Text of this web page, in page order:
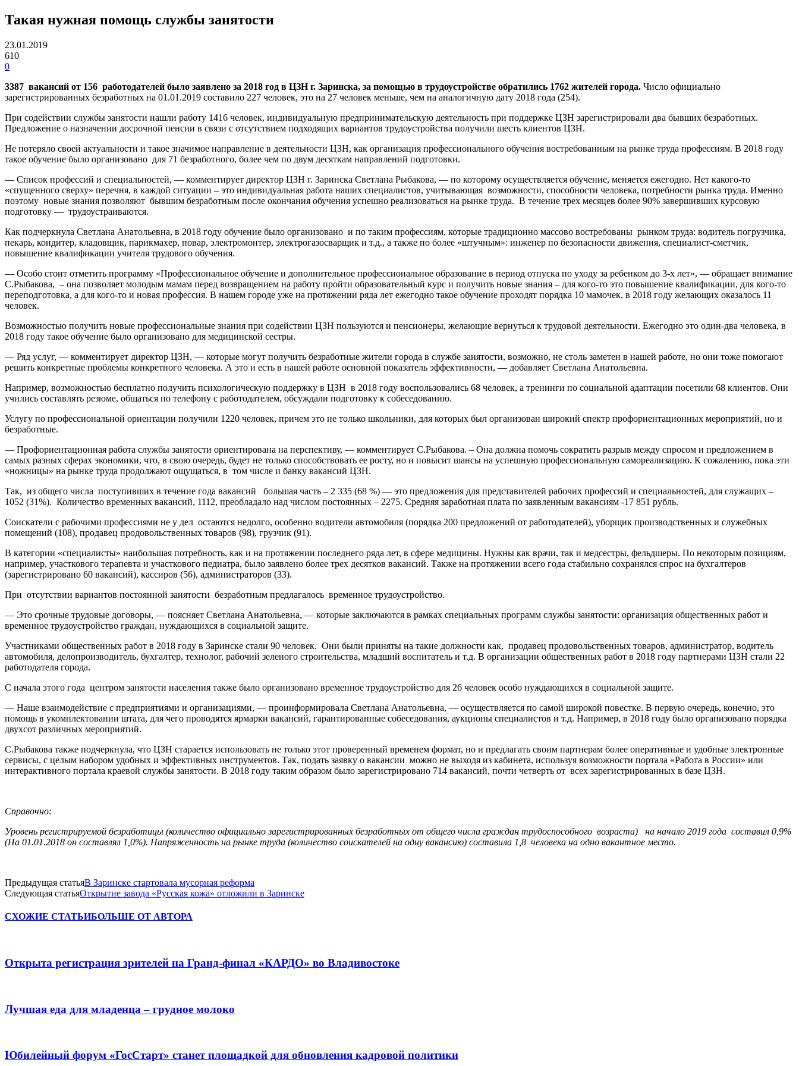
Такая нужная помощь службы занятости
23.01.2019
610
0
3387 вакансий от 156 работодателей было заявлено за 2018 год в ЦЗН г. Заринска, за помощью в трудоустройстве обратились 1762 жителей города. Число официально
зарегистрированных безработных на 01.01.2019 составило 227 человек, это на 27 человек меньше, чем на аналогичную дату 2018 года (254).
При содействии службы занятости нашли работу 1416 человек, индивидуальную предпринимательскую деятельность при поддержке ЦЗН зарегистрировали два бывших безработных.
Предложение о назначении досрочной пенсии в связи с отсутствием подходящих вариантов трудоустройства получили шесть клиентов ЦЗН.
Не потеряло своей актуальности и такое значимое направление в деятельности ЦЗН, как организация профессионального обучения востребованным на рынке труда профессиям. В 2018 году
такое обучение было организовано для 71 безработного, более чем по двум десяткам направлений подготовки.
— Список профессий и специальностей, — комментирует директор ЦЗН г. Заринска Светлана Рыбакова, — по которому осуществляется обучение, меняется ежегодно. Нет какого-то
«спущенного сверху» перечня, в каждой ситуации – это индивидуальная работа наших специалистов, учитывающая возможности, способности человека, потребности рынка труда. Именно
поэтому новые знания позволяют бывшим безработным после окончания обучения успешно реализоваться на рынке труда. В течение трех месяцев более 90% завершивших курсовую
подготовку — трудоустраиваются.
Как подчеркнула Светлана Анатольевна, в 2018 году обучение было организовано и по таким профессиям, которые традиционно массово востребованы рынком труда: водитель погрузчика,
пекарь, кондитер, кладовщик, парикмахер, повар, электромонтер, электрогазосварщик и т.д., а также по более «штучным»: инженер по безопасности движения, специалист-сметчик,
повышение квалификации учителя трудового обучения.
— Особо стоит отметить программу «Профессиональное обучение и дополнительное профессиональное образование в период отпуска по уходу за ребенком до 3-х лет», — обращает внимание
С.Рыбакова, – она позволяет молодым мамам перед возвращением на работу пройти образовательный курс и получить новые знания – для кого-то это повышение квалификации, для кого-то
переподготовка, а для кого-то и новая профессия. В нашем городе уже на протяжении ряда лет ежегодно такое обучение проходят порядка 10 мамочек, в 2018 году желающих оказалось 11
человек.
Возможностью получить новые профессиональные знания при содействии ЦЗН пользуются и пенсионеры, желающие вернуться к трудовой деятельности. Ежегодно это один-два человека, в
2018 году такое обучение было организовано для медицинской сестры.
— Ряд услуг, — комментирует директор ЦЗН, — которые могут получить безработные жители города в службе занятости, возможно, не столь заметен в нашей работе, но они тоже помогают
решить конкретные проблемы конкретного человека. А это и есть в нашей работе основной показатель эффективности, — добавляет Светлана Анатольевна.
Например, возможностью бесплатно получить психологическую поддержку в ЦЗН в 2018 году воспользовались 68 человек, а тренинги по социальной адаптации посетили 68 клиентов. Они
учились составлять резюме, общаться по телефону с работодателем, обсуждали подготовку к собеседованию.
Услугу по профессиональной ориентации получили 1220 человек, причем это не только школьники, для которых был организован широкий спектр профориентационных мероприятий, но и
безработные.
— Профориентационная работа службы занятости ориентирована на перспективу, — комментирует С.Рыбакова. – Она должна помочь сократить разрыв между спросом и предложением в
самых разных сферах экономики, что, в свою очередь, будет не только способствовать ее росту, но и повысит шансы на успешную профессиональную самореализацию. К сожалению, пока эти
«ножницы» на рынке труда продолжают ощущаться, в том числе и банку вакансий ЦЗН.
Так, из общего числа поступивших в течение года вакансий большая часть – 2 335 (68 %) — это предложения для представителей рабочих профессий и специальностей, для служащих –
1052 (31%). Количество временных вакансий, 1112, преобладало над числом постоянных – 2275. Средняя заработная плата по заявленным вакансиям -17 851 рубль.
Соискатели с рабочими профессиями не у дел остаются недолго, особенно водители автомобиля (порядка 200 предложений от работодателей), уборщик производственных и служебных
помещений (108), продавец продовольственных товаров (98), грузчик (91).
В категории «специалисты» наибольшая потребность, как и на протяжении последнего ряда лет, в сфере медицины. Нужны как врачи, так и медсестры, фельдшеры. По некоторым позициям,
например, участкового терапевта и участкового педиатра, было заявлено более трех десятков вакансий. Также на протяжении всего года стабильно сохранялся спрос на бухгалтеров
(зарегистрировано 60 вакансий), кассиров (56), администраторов (33).
При отсутствии вариантов постоянной занятости безработным предлагалось временное трудоустройство.
— Это срочные трудовые договоры, — поясняет Светлана Анатольевна, — которые заключаются в рамках специальных программ службы занятости: организация общественных работ и
временное трудоустройство граждан, нуждающихся в социальной защите.
Участниками общественных работ в 2018 году в Заринске стали 90 человек. Они были приняты на такие должности как, продавец продовольственных товаров, администратор, водитель
автомобиля, делопроизводитель, бухгалтер, технолог, рабочий зеленого строительства, младший воспитатель и т.д. В организации общественных работ в 2018 году партнерами ЦЗН стали 22
работодателя города.
С начала этого года центром занятости населения также было организовано временное трудоустройство для 26 человек особо нуждающихся в социальной защите.
— Наше взаимодействие с предприятиями и организациями, — проинформировала Светлана Анатольевна, — осуществляется по самой широкой повестке. В первую очередь, конечно, это
помощь в укомплектовании штата, для чего проводятся ярмарки вакансий, гарантированные собеседования, аукционы специалистов и т.д. Например, в 2018 году было организовано порядка
двухсот различных мероприятий.
С.Рыбакова также подчеркнула, что ЦЗН старается использовать не только этот проверенный временем формат, но и предлагать своим партнерам более оперативные и удобные электронные
сервисы, с целым набором удобных и эффективных инструментов. Так, подать заявку о вакансии можно не выходя из кабинета, используя возможности портала «Работа в России» или
интерактивного портала краевой службы занятости. В 2018 году таким образом было зарегистрировано 714 вакансий, почти четверть от всех зарегистрированных в базе ЦЗН.
Справочно:
Уровень регистрируемой безработицы (количество официально зарегистрированных безработных от общего числа граждан трудоспособного возраста) на начало 2019 года составил 0,9%
(На 01.01.2018 он составлял 1,0%). Напряженность на рынке труда (количество соискателей на одну вакансию) составила 1,8 человека на одно вакантное место.
Предыдущая статьяВ Заринске стартовала мусорная реформа
Следующая статьяОткрытие завода «Русская кожа» отложили в Заринске
СХОЖИЕ СТАТЬИБОЛЬШЕ ОТ АВТОРА
Открыта регистрация зрителей на Гранд-финал «КАРДО» во Владивостоке
Лучшая еда для младенца – грудное молоко
Юбилейный форум «ГосСтарт» станет площадкой для обновления кадровой политики